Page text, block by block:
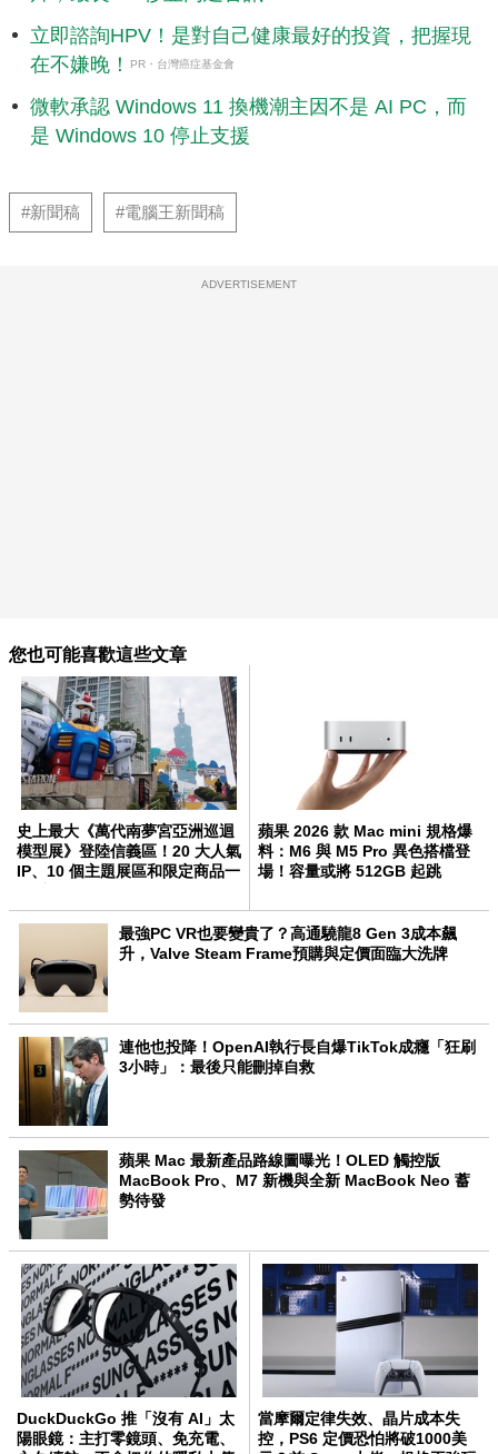
立即諮詢HPV！是對自己健康最好的投資，把握現
在不嫌晚！
PR・台灣癌症基金會
微軟承認 Windows 11 換機潮主因不是 AI PC，而
是 Windows 10 停止支援
#新聞稿 #電腦王新聞稿
ADVERTISEMENT
您也可能喜歡這些文章
史上最大《萬代南夢宮亞洲巡迴
模型展》登陸信義區！20 大人氣
IP、10 個主題展區和限定商品一
蘋果 2026 款 Mac mini 規格爆
料：M6 與 M5 Pro 異色搭檔登
場！容量或將 512GB 起跳
最強PC VR也要變貴了？高通驍龍8 Gen 3成本飆
升，Valve Steam Frame預購與定價面臨大洗牌
連他也投降！OpenAI執行長自爆TikTok成癮「狂刷
3小時」：最後只能刪掉自救
蘋果 Mac 最新產品路線圖曝光！OLED 觸控版
MacBook Pro、M7 新機與全新 MacBook Neo 蓄
勢待發
DuckDuckGo 推「沒有 AI」太
陽眼鏡：主打零鏡頭、免充電、
當摩爾定律失效、晶片成本失
控，PS6 定價恐怕將破1000美